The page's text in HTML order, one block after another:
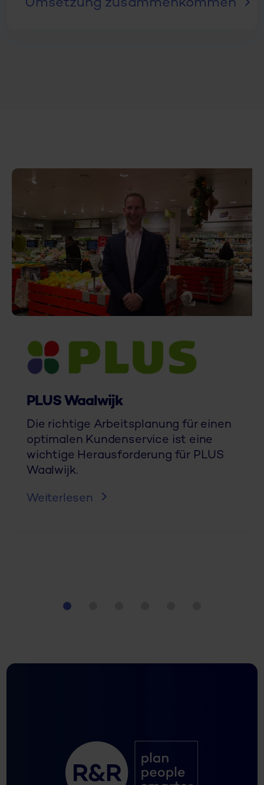
Umsetzung zusammenkommen
PLUS Waalwijk
Die richtige Arbeitsplanung für einen
optimalen Kundenservice ist eine
wichtige Herausforderung für PLUS
Waalwijk.
Weiterlesen